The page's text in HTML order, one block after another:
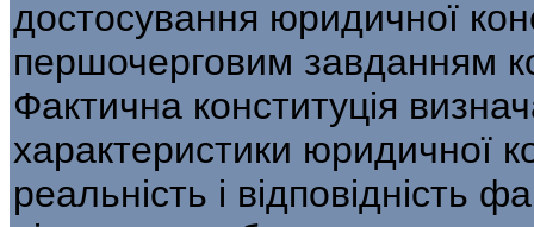
достосування юридичної
першочерговим завданням
Фактична конституція
характеристики юридичної
реальність і відповідність